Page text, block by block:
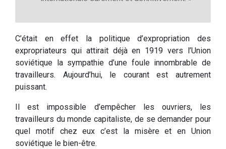
C’était en effet la politique d’expropriation des
expropriateurs qui attirait déjà en 1919 vers l’Union
soviétique la sympathie d’une foule innombrable de
travailleurs. Aujourd’hui, le courant est autrement
puissant.
Il est impossible d’empêcher les ouvriers, les
travailleurs du monde capitaliste, de se demander pour
quel motif chez eux c’est la misère et en Union
soviétique le bien-être.